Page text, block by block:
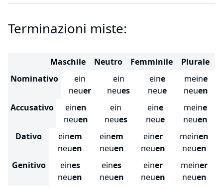
Terminazioni miste:
Maschile Neutro Femminile
Plurale
Nominativo
ein
neuer
ein
neues
eine
neue
meine
neuen
Accusativo
einen
neuen
ein
neues
eine
neue
meine
neuen
Dativo
einem
neuen
einem
neuen
einer
neuen
meinen
neuen
Genitivo
eines
neuen
eines
neuen
einer
neuen
meiner
neuen